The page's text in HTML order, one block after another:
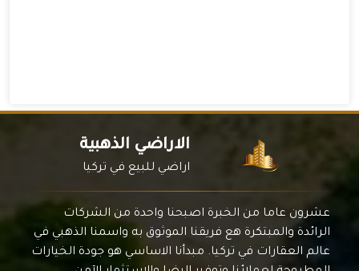
الاراضي الذهبية
اراضي للبيع في تركيا
عشرون عاما من الخبرة اصبحنا واحدة من الشركات
الرائدة والمبتكرة هع فريقنا الموثوق به واسمنا الذهبي في
عالم العقارات في تركيا. مبدأنا الاساسي هو جودة الخيارات